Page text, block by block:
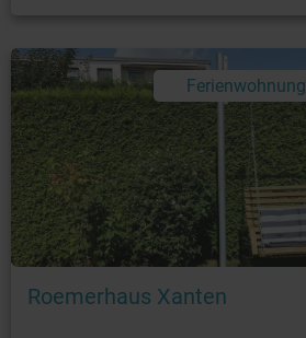
Ferienwohnung
Roemerhaus Xanten